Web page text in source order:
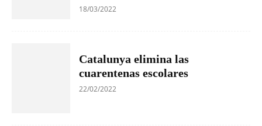
18/03/2022
Catalunya elimina las
cuarentenas escolares
22/02/2022